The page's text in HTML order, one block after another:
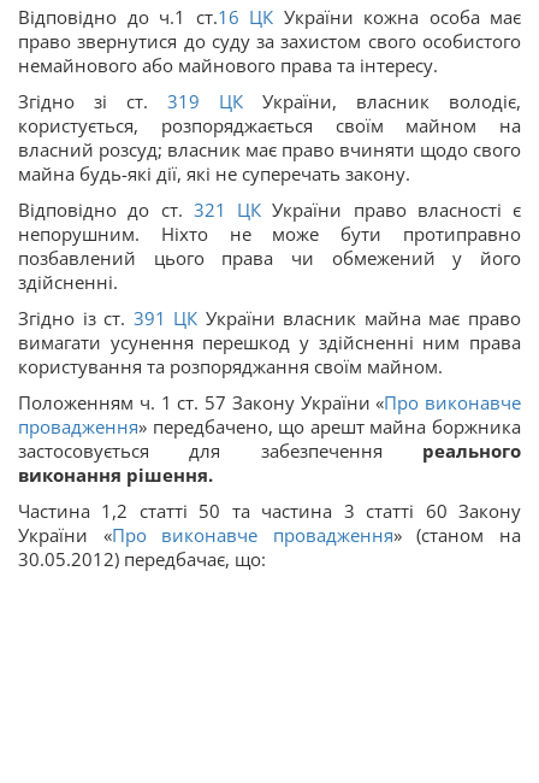
Відповідно до ч.1 ст.16 ЦК України кожна особа має
право звернутися до суду за захистом свого особистого
немайнового або майнового права та інтересу.
Згідно зі ст. 319 ЦК України, власник володіє,
користується, розпоряджається своїм майном на
власний розсуд; власник має право вчиняти щодо свого
майна будь-які дії, які не суперечать закону.
Відповідно до ст. 321 ЦК України право власності є
непорушним. Ніхто не може бути протиправно
позбавлений цього права чи обмежений у його
здійсненні.
Згідно із ст. 391 ЦК України власник майна має право
вимагати усунення перешкод у здійсненні ним права
користування та розпоряджання своїм майном.
Положенням ч. 1 ст. 57 Закону України «Про виконавче
провадження» передбачено, що арешт майна боржника
застосовується для забезпечення реального
виконання рішення.
Частина 1,2 статті 50 та частина 3 статті 60 Закону
України «Про виконавче провадження» (станом на
30.05.2012) передбачає, що: